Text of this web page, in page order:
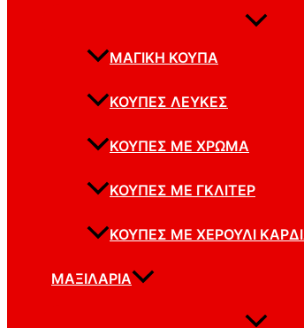
ΜΑΓΙΚΉ ΚΟΎΠΑ
ΚΟΎΠΕΣ ΛΕΥΚΈΣ
ΚΟΎΠΕΣ ΜΕ ΧΡΏΜΑ
ΚΟΎΠΕΣ ΜΕ ΓΚΛΊΤΕΡ
ΚΟΎΠΕΣ ΜΕ ΧΕΡΟΎΛΙ
ΜΑΞΙΛΆΡΙΑ